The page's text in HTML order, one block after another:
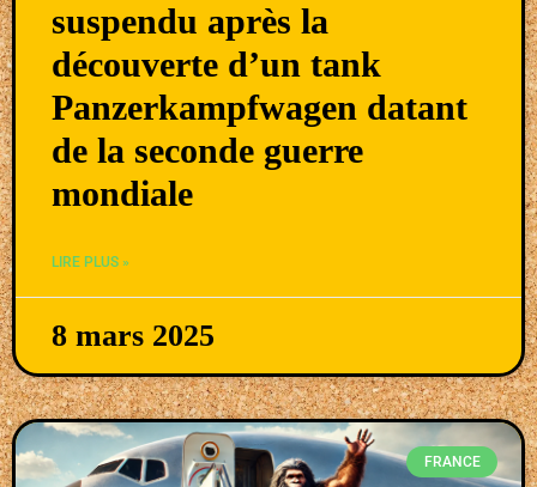
suspendu après la
découverte d’un tank
Panzerkampfwagen datant
de la seconde guerre
mondiale
LIRE PLUS »
8 mars 2025
FRANCE